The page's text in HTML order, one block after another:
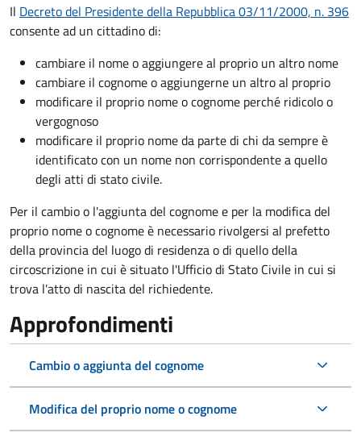
Il Decreto del Presidente della Repubblica 03/11/2000, n. 396
consente ad un cittadino di:
cambiare il nome o aggiungere al proprio un altro nome
cambiare il cognome o aggiungerne un altro al proprio
modificare il proprio nome o cognome perché ridicolo o
vergognoso
modificare il proprio nome da parte di chi da sempre è
identificato con un nome non corrispondente a quello
degli atti di stato civile.
Per il cambio o l'aggiunta del cognome e per la modifica del
proprio nome o cognome è necessario rivolgersi al prefetto
della provincia del luogo di residenza o di quello della
circoscrizione in cui è situato l'Ufficio di Stato Civile in cui si
trova l'atto di nascita del richiedente.
Approfondimenti
Cambio o aggiunta del cognome
Modifica del proprio nome o cognome